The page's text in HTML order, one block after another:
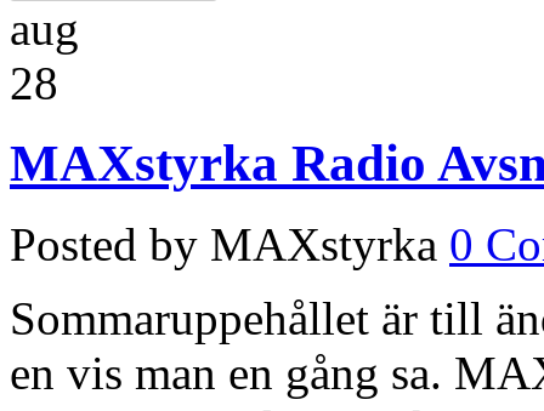
aug
28
MAXstyrka Radio
Posted by MAXstyrka 0
Sommaruppehållet är till
en vis man en gång sa.